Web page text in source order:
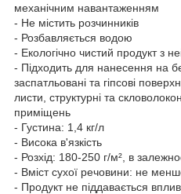
механічним навантаженням
- Не містить розчинників
- Розбавляється водою
- Екологічно чистий продукт з
- Підходить для нанесення на
заспатльовані та гіпсові
листи, структурні та
приміщень
- Густина: 1,4 кг/л
- Висока в'язкість
- Розхід: 180-250 г/м², в
- Вміст сухої речовини: не
- Продукт не піддавається